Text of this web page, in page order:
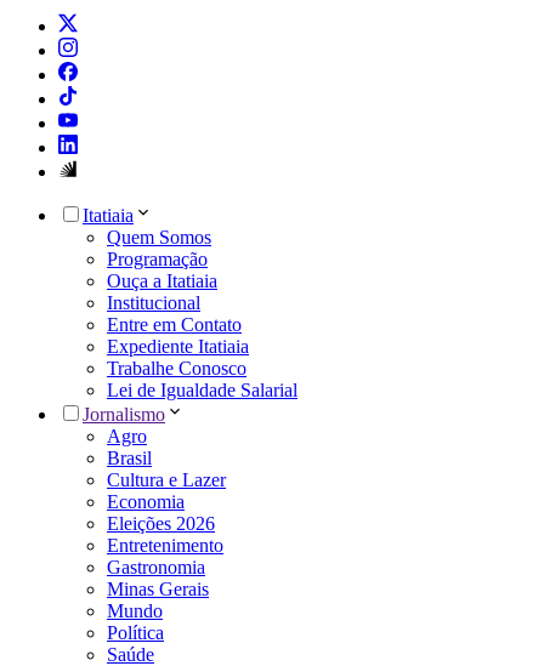
Itatiaia
Quem Somos
Programação
Ouça a Itatiaia
Institucional
Entre em Contato
Expediente Itatiaia
Trabalhe Conosco
Lei de Igualdade Salarial
Jornalismo
Agro
Brasil
Cultura e Lazer
Economia
Eleições 2026
Entretenimento
Gastronomia
Minas Gerais
Mundo
Política
Saúde